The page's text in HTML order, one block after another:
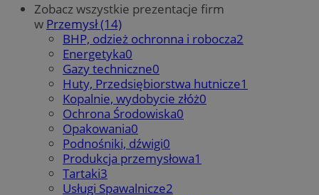
Zobacz wszystkie prezentacje firm
w Przemysł (14)
BHP, odzież ochronna i robocza2
Energetyka0
Gazy techniczne0
Huty, Przedsiębiorstwa hutnicze1
Kopalnie, wydobycie złóż0
Ochrona Środowiska0
Opakowania0
Podnośniki, dźwigi0
Produkcja przemysłowa1
Tartaki3
Usługi Spawalnicze2